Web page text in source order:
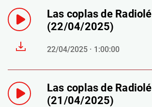
Las coplas de Radiolé
(22/04/2025)
22/04/2025 · 1:00:00
Las coplas de Radiolé
(21/04/2025)